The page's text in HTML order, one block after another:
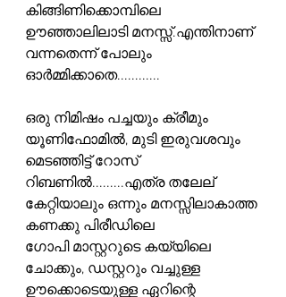
കിങ്ങിണിക്കൊമ്പിലെ
ഊഞ്ഞാലിലാടി മനസ്സ്.എന്തിനാണ്
വന്നതെന്ന് പോലും
ഓർമ്മിക്കാതെ............
ഒരു നിമിഷം പച്ചയും ക്രീമും
യൂണിഫോമിൽ, മുടി ഇരുവശവും
മെടഞ്ഞിട്ട് റോസ്
റിബണിൽ.........എത്ര തലേല്
കേറ്റിയാലും ഒന്നും മനസ്സിലാകാത്ത
കണക്കു പിരീഡിലെ
ഗോപി മാസ്റ്ററുടെ കയ്യിലെ
ചോക്കും, ഡസ്റ്ററും വച്ചുള്ള
ഊക്കൊടെയുള്ള ഏറിന്റെ